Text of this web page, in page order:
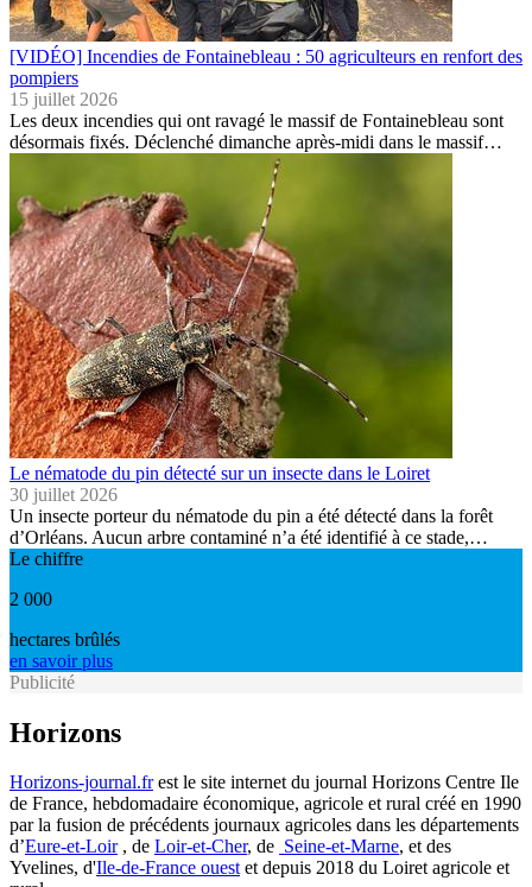
[VIDÉO] Incendies de Fontainebleau : 50 agriculteurs en renfort des
pompiers
15 juillet 2026
Les deux incendies qui ont ravagé le massif de Fontainebleau sont
désormais fixés. Déclenché dimanche après-midi dans le massif…
Le nématode du pin détecté sur un insecte dans le Loiret
30 juillet 2026
Un insecte porteur du nématode du pin a été détecté dans la forêt
d’Orléans. Aucun arbre contaminé n’a été identifié à ce stade,…
Le chiffre
2 000
hectares brûlés
en savoir plus
Publicité
Horizons
Horizons-journal.frest le site internet du journal Horizons Centre Ile
de France, hebdomadaire économique, agricole et rural créé en 1990
par la fusion de précédents journaux agricoles dans les départements
d’Eure-et-Loir, de Loir-et-Cher, de Seine-et-Marne, et des
Yvelines, d'Ile-de-France ouestet depuis 2018 du Loiret agricole et